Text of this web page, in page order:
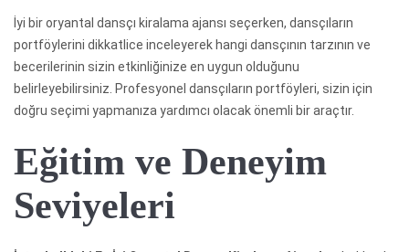
İyi bir oryantal dansçı kiralama ajansı seçerken, dansçıların
portföylerini dikkatlice inceleyerek hangi dansçının tarzının ve
becerilerinin sizin etkinliğinize en uygun olduğunu
belirleyebilirsiniz. Profesyonel dansçıların portföyleri, sizin için
doğru seçimi yapmanıza yardımcı olacak önemli bir araçtır.
Eğitim ve Deneyim
Seviyeleri